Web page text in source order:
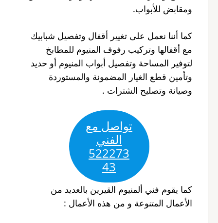
ومقابض للأبواب.
كما أننا نعمل على تغيير أقفال وتفصيل شبابيك
مع أقفالها وتركيب رفوف المنيوم للمطابخ
لتوفير المساحة وتفصيل أبواب المنيوم أو حديد
وتأمين قطع الغيار المضمونة والمستوردة
وصيانة وتصليح الشترات .
تواصل مع
الفني
522273
43
كما يقوم فني ألمنيوم القيرين بالعديد من
الأعمال المتنوعة و من هذه الأعمال :